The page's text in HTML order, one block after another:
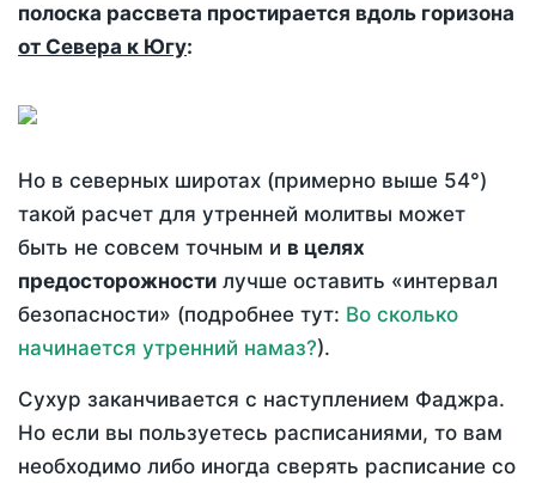
полоска рассвета простирается вдоль горизона
от Севера к Югу:
Но в северных широтах (примерно выше 54°)
такой расчет для утренней молитвы может
быть не совсем точным и в целях
предосторожности лучше оставить «интервал
безопасности» (подробнее тут: Во сколько
начинается утренний намаз?).
Сухур заканчивается с наступлением Фаджра.
Но если вы пользуетесь расписаниями, то вам
необходимо либо иногда сверять расписание со